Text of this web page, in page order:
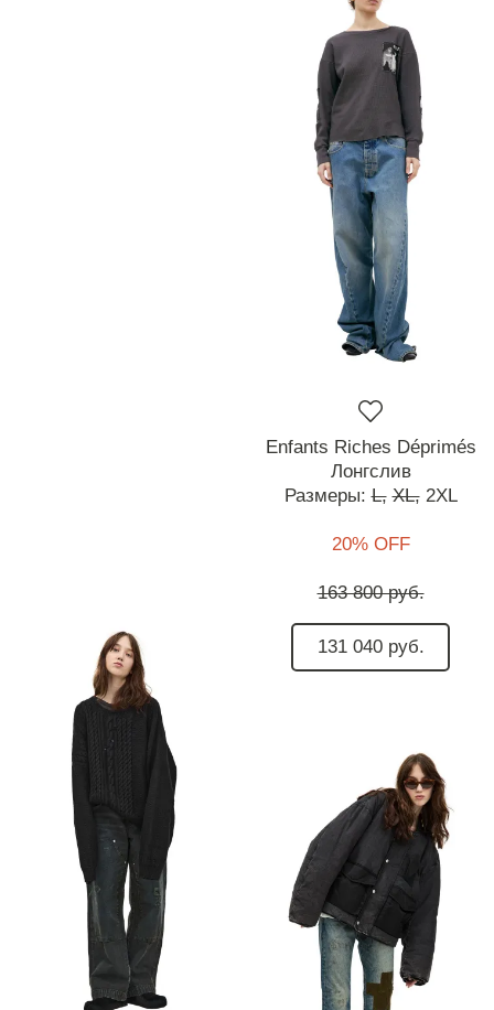
Enfants Riches Déprimés
Лонгслив
Размеры:L, XL, 2XL
20% OFF
163 800 руб.
131 040 руб.